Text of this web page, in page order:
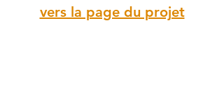
vers la page du projet